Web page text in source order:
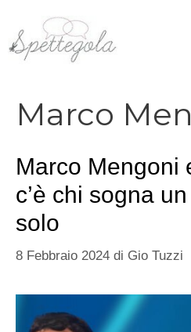
contenuto
Marco
Marco Mengoni
c’è chi sogna
solo
8 Febbraio 2024 di Gio Tuzzi